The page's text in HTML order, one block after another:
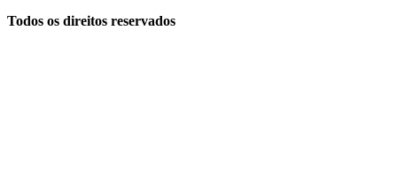
Todos os direitos reservados